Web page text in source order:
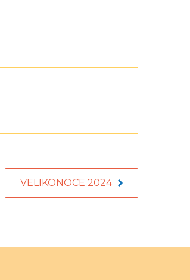
VELIKONOCE 2024